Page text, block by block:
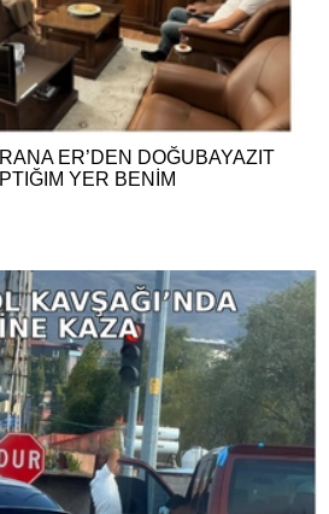
ER’DEN DOĞUBAYAZIT
YER BENİM